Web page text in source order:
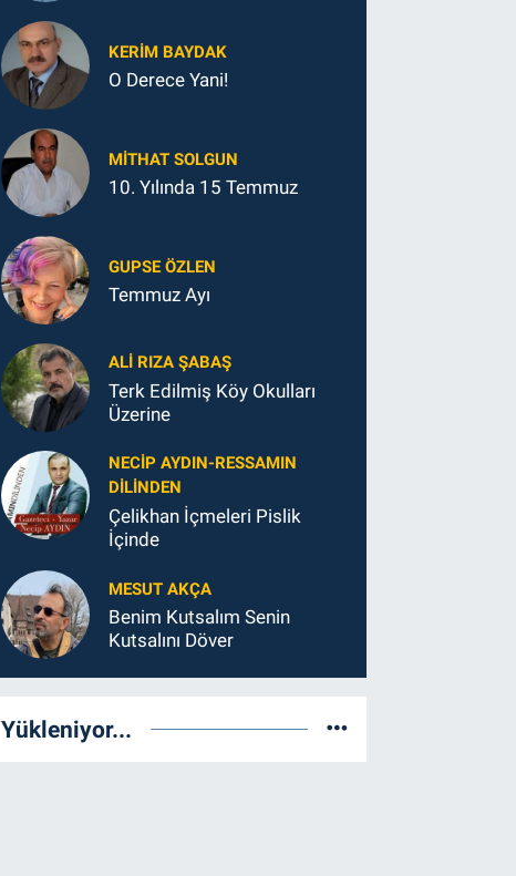
KERIM BAYDAK
O Derece Yani!
MITHAT SOLGUN
10. Yılında 15 Temmuz
GUPSE ÖZLEN
Temmuz Ayı
ALI RIZA ŞABAŞ
Terk Edilmiş Köy Okulları
Üzerine
NECIP AYDIN-RESSAMIN
DILINDEN
Çelikhan İçmeleri Pislik
İçinde
MESUT AKÇA
Benim Kutsalım Senin
Kutsalını Döver
Yükleniyor...